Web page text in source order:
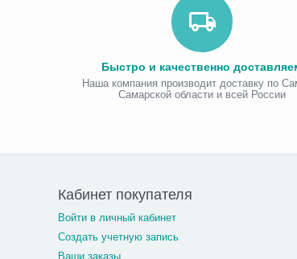
Быстро и качественно
Наша компания производит доставку по
Самарской области и всей России
Кабинет покупателя
Войти в личный кабинет
Создать учетную запись
Ваши заказы